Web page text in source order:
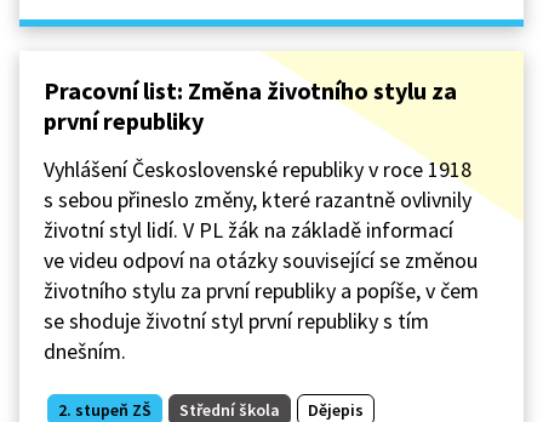
Pracovní list: Změna životního stylu za
první republiky
Vyhlášení Československé republiky v roce 1918
s sebou přineslo změny, které razantně ovlivnily
životní styl lidí. V PL žák na základě informací
ve videu odpoví na otázky související se změnou
životního stylu za první republiky a popíše, v čem
se shoduje životní styl první republiky s tím
dnešním.
2. stupeň ZŠ Střední škola Dějepis